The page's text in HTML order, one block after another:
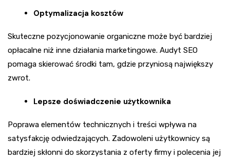
Optymalizacja kosztów
Skuteczne pozycjonowanie organiczne może być bardziej
opłacalne niż inne działania marketingowe. Audyt SEO
pomaga skierować środki tam, gdzie przyniosą największy
zwrot.
Lepsze doświadczenie użytkownika
Poprawa elementów technicznych i treści wpływa na
satysfakcję odwiedzających. Zadowoleni użytkownicy są
bardziej skłonni do skorzystania z oferty firmy i polecenia jej